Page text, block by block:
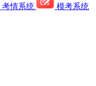
考情系统
模考系统